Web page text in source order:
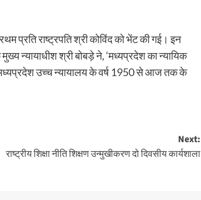
प्रति राष्ट्रपति श्री कोविंद को भेंट की गई। इन
न्यायाधीश श्री बोबड़े ने, ‘मध्यप्रदेश का न्यायिक
‘मध्यप्रदेश उच्च न्यायालय के वर्ष 1950 से आज तक के
Next:
राष्ट्रीय शिक्षा नीति शिक्षण उन्मुखीकरण दो दिवसीय कार्यशाला